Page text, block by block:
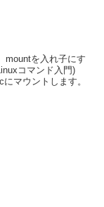
mountを入れ子にす
コマンド入門)
マウントします。